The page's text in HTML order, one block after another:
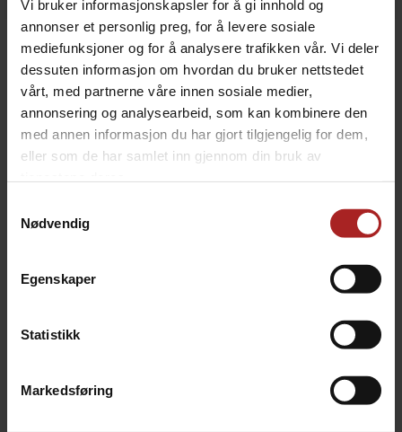
Vi bruker informasjonskapsler for å gi innhold og
annonser et personlig preg, for å levere sosiale
mediefunksjoner og for å analysere trafikken vår. Vi deler
dessuten informasjon om hvordan du bruker nettstedet
vårt, med partnerne våre innen sosiale medier,
annonsering og analysearbeid, som kan kombinere den
med annen informasjon du har gjort tilgjengelig for dem,
eller som de har samlet inn gjennom din bruk av
Nødvendig
Egenskaper
Statistikk
Markedsføring
BESKRIVELSE
En allsidig gjær som gir ren og nøytral smak, ideell for
amerikanske ales
US-05 lager øl med en ren og crisp profil, som lar
humlesmaken skinne. Perfekt for et bredt spekter av
amerikanske øltyper, spesielt de som krever en tydelig
Gjæringstemperatur: 18-26°C
Alkoholtoleranse: 9-11%
Les mer om gjæren her